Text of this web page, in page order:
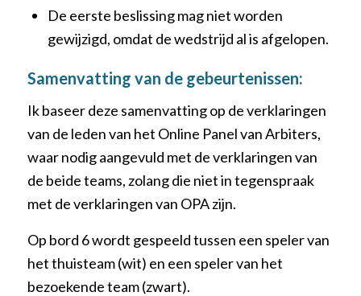
De eerste beslissing mag niet worden
gewijzigd, omdat de wedstrijd al is afgelopen.
Samenvatting van de gebeurtenissen:
Ik baseer deze samenvatting op de verklaringen
van de leden van het Online Panel van Arbiters,
waar nodig aangevuld met de verklaringen van
de beide teams, zolang die niet in tegenspraak
met de verklaringen van OPA zijn.
Op bord 6 wordt gespeeld tussen een speler van
het thuisteam (wit) en een speler van het
bezoekende team (zwart).